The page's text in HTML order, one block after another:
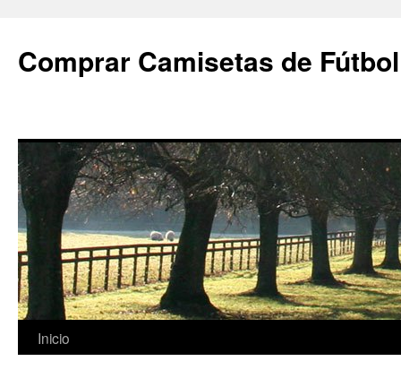
Comprar Camisetas de
Saltar
Inicio